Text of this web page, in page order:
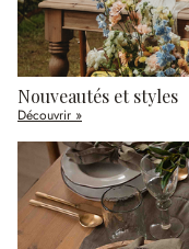
Nouveautés et styles
Découvrir »